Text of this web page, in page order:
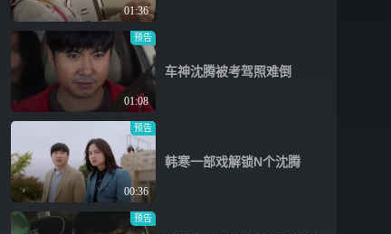
01:36
01:08
预告
车神沈腾被考驾照难倒
00:36
预告
韩寒一部戏解锁N个沈腾
预告